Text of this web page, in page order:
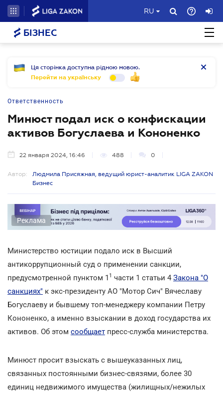
RU
БІЗНЕС
Ця сторінка доступна рідною мовою.
Перейти на українську
Ответственность
Минюст подал иск о конфискации
активов Богуслаева и Кононенко
22 января 2024, 16:46 488 0
Автор:
Людмила Присяжная, ведущий юрист-аналитик LIGA ZAKON
Бизнес
Реклама
Министерство юстиции подало иск в Высший
антикоррупционный суд о применении санкции,
предусмотренной пунктом 1 1 части 1 статьи 4 Закона "О
санкциях" к экс-президенту АО "Мотор Сич" Вячеславу
Богуслаеву и бывшему топ-менеджеру компании Петру
Кононенко, а именно взыскании в доход государства их
активов. Об этом сообщает пресс-служба министерства.
Минюст просит взыскать с вышеуказанных лиц,
связанных постоянными бизнес-связями, более 30
единиц недвижимого имущества (жилищных/нежилых